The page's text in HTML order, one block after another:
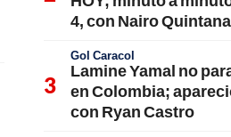
4, con Nairo Quintana
Gol Caracol
Lamine Yamal no
en Colombia;
con Ryan Castro